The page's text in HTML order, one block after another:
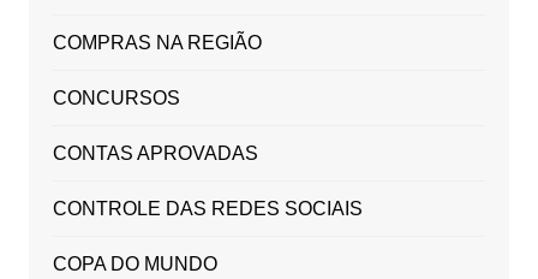
COMPRAS NA REGIÃO
CONCURSOS
CONTAS APROVADAS
CONTROLE DAS REDES SOCIAIS
COPA DO MUNDO